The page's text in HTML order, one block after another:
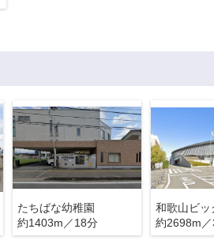
たちばな幼稚園
約1403m／18分
和歌山ビッ
約2698m